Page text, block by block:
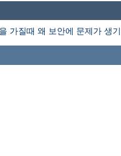
가질때 왜 보안에 문제가 생